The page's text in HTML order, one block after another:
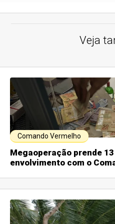
Veja
Comando Vermelho
Megaoperação prende
envolvimento com o